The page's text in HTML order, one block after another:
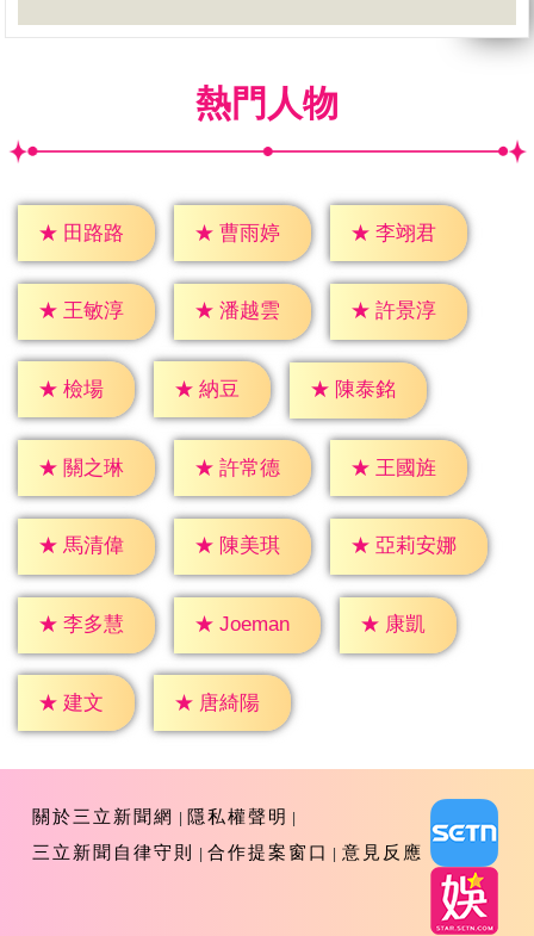
熱門人物
★ 田路路 ★ 曹雨婷 ★ 李翊君
★ 王敏淳 ★ 潘越雲 ★ 許景淳
★ 檢場 ★ 納豆 ★ 陳泰銘
★ 關之琳 ★ 許常德 ★ 王國旌
★ 馬清偉 ★ 陳美琪 ★ 亞莉安娜
★ 李多慧 ★ Joeman ★ 康凱
★ 建文 ★ 唐綺陽
關於三立新聞網
隱私權聲明
三立新聞自律守則
合作提案窗口 意見反應